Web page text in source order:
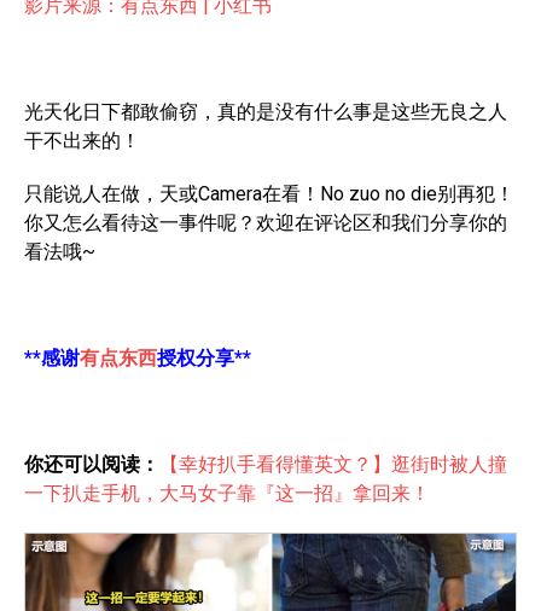
影片来源：有点东西 | 小红书
光天化日下都敢偷窃，真的是没有什么事是这些无良之人
干不出来的！
只能说人在做，天或Camera在看！No zuo no die别再犯！
你又怎么看待这一事件呢？欢迎在评论区和我们分享你的
看法哦~
**感谢有点东西授权分享**
你还可以阅读：
【幸好扒手看得懂英文？】逛街时被人撞
一下扒走手机，大马女子靠『这一招』拿回来！